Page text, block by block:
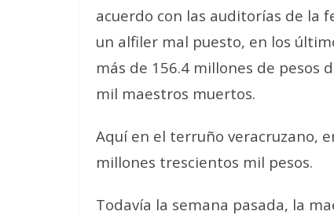
acuerdo con las auditorías de la
un alfiler mal puesto, en los
más de 156.4 millones de pesos
mil maestros muertos.
Aquí en el terruño veracruzano,
millones trescientos mil pesos.
Todavía la semana pasada, la